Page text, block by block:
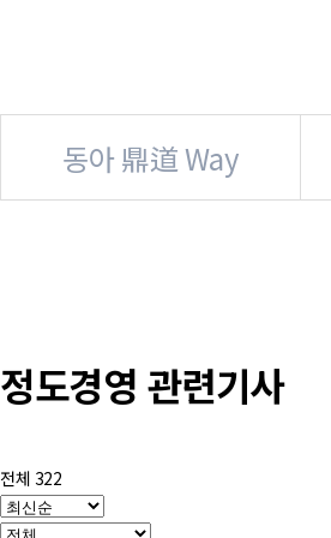
동아 鼎道 Way
정도경영 관련기사
전체 322